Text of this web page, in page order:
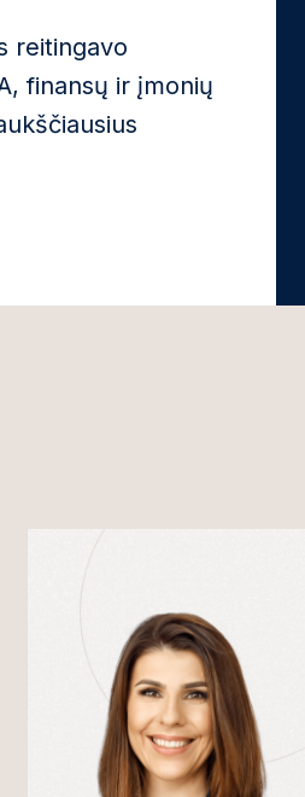
reitingavo
finansų ir įmonių